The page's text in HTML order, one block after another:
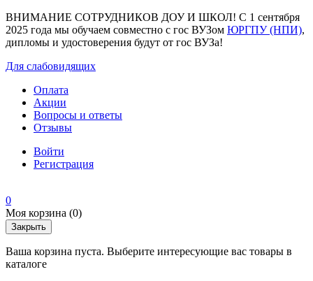
ВНИМАНИЕ СОТРУДНИКОВ ДОУ И ШКОЛ! С 1 сентября
2025 года мы обучаем совместно с гос ВУЗом ЮРГПУ (НПИ),
дипломы и удостоверения будут от гос ВУЗа!
Для слабовидящих
Оплата
Акции
Вопросы и ответы
Отзывы
Войти
Регистрация
0
Моя корзина (0)
Закрыть
Ваша корзина пуста. Выберите интересующие вас товары в
каталоге